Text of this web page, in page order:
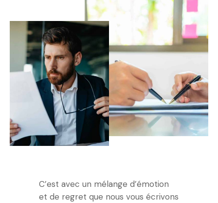
C’est avec un mélange d’émotion
et de regret que nous vous écrivons